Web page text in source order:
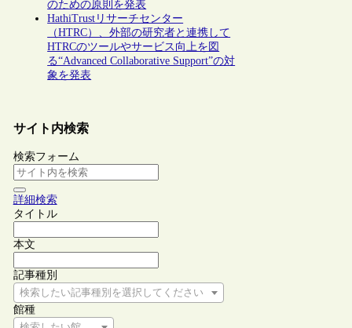
のための原則を発表
HathiTrustリサーチセンター
（HTRC）、外部の研究者と連携して
HTRCのツールやサービス向上を図
る“Advanced Collaborative Support”の対
象を発表
サイト内検索
検索フォーム
詳細検索
タイトル
本文
記事種別
検索したい記事種別を選択してください
館種